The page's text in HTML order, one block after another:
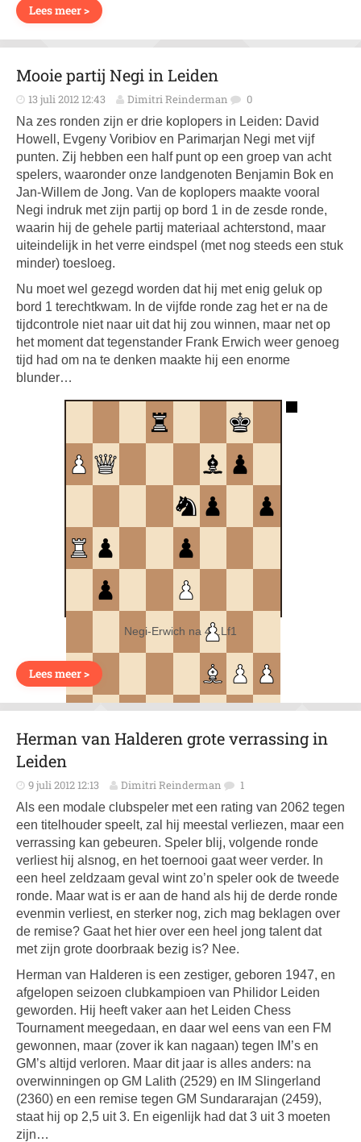
Lees meer >
Mooie partij Negi in Leiden
13 juli 2012 12:43 Dimitri Reinderman 0
Na zes ronden zijn er drie koplopers in Leiden: David
Howell, Evgeny Voribiov en Parimarjan Negi met vijf
punten. Zij hebben een half punt op een groep van acht
spelers, waaronder onze landgenoten Benjamin Bok en
Jan-Willem de Jong. Van de koplopers maakte vooral
Negi indruk met zijn partij op bord 1 in de zesde ronde,
waarin hij de gehele partij materiaal achterstond, maar
uiteindelijk in het verre eindspel (met nog steeds een stuk
minder) toesloeg.
Nu moet wel gezegd worden dat hij met enig geluk op
bord 1 terechtkwam. In de vijfde ronde zag het er na de
tijdcontrole niet naar uit dat hij zou winnen, maar net op
het moment dat tegenstander Frank Erwich weer genoeg
tijd had om na te denken maakte hij een enorme
blunder…
Negi-Erwich na 41.Lf1
Lees meer >
Herman van Halderen grote verrassing in
Leiden
9 juli 2012 12:13 Dimitri Reinderman 1
Als een modale clubspeler met een rating van 2062 tegen
een titelhouder speelt, zal hij meestal verliezen, maar een
verrassing kan gebeuren. Speler blij, volgende ronde
verliest hij alsnog, en het toernooi gaat weer verder. In
een heel zeldzaam geval wint zo’n speler ook de tweede
ronde. Maar wat is er aan de hand als hij de derde ronde
evenmin verliest, en sterker nog, zich mag beklagen over
de remise? Gaat het hier over een heel jong talent dat
met zijn grote doorbraak bezig is? Nee.
Herman van Halderen is een zestiger, geboren 1947, en
afgelopen seizoen clubkampioen van Philidor Leiden
geworden. Hij heeft vaker aan het Leiden Chess
Tournament meegedaan, en daar wel eens van een FM
gewonnen, maar (zover ik kan nagaan) tegen IM’s en
GM’s altijd verloren. Maar dit jaar is alles anders: na
overwinningen op GM Lalith (2529) en IM Slingerland
(2360) en een remise tegen GM Sundararajan (2459),
staat hij op 2,5 uit 3. En eigenlijk had dat 3 uit 3 moeten
zijn…